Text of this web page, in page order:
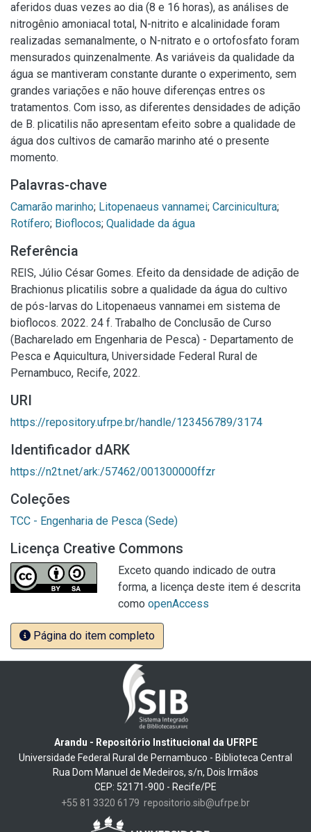
aferidos duas vezes ao dia (8 e 16 horas), as análises de
nitrogênio amoniacal total, N-nitrito e alcalinidade foram
realizadas semanalmente, o N-nitrato e o ortofosfato foram
mensurados quinzenalmente. As variáveis da qualidade da
água se mantiveram constante durante o experimento, sem
grandes variações e não houve diferenças entres os
tratamentos. Com isso, as diferentes densidades de adição
de B. plicatilis não apresentam efeito sobre a qualidade de
água dos cultivos de camarão marinho até o presente
momento.
Palavras-chave
Camarão marinho; Litopenaeus vannamei; Carcinicultura;
Rotífero; Bioflocos; Qualidade da água
Referência
REIS, Júlio César Gomes. Efeito da densidade de adição de
Brachionus plicatilis sobre a qualidade da água do cultivo
de pós-larvas do Litopenaeus vannamei em sistema de
bioflocos. 2022. 24 f. Trabalho de Conclusão de Curso
(Bacharelado em Engenharia de Pesca) - Departamento de
Pesca e Aquicultura, Universidade Federal Rural de
Pernambuco, Recife, 2022.
URI
https://repository.ufrpe.br/handle/123456789/3174
Identificador dARK
https://n2t.net/ark:/57462/001300000ffzr
Coleções
TCC - Engenharia de Pesca (Sede)
Licença Creative Commons
Exceto quando indicado de outra
forma, a licença deste item é descrita
como openAccess
Página do item completo
Arandu - Repositório Institucional da UFRPE
Universidade Federal Rural de Pernambuco - Biblioteca Central
Rua Dom Manuel de Medeiros, s/n, Dois Irmãos
CEP: 52171-900 - Recife/PE
+55 81 3320 6179 repositorio.sib@ufrpe.br